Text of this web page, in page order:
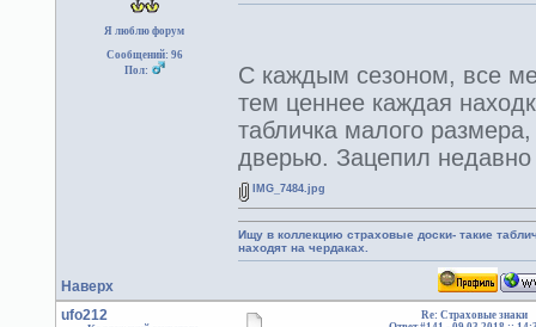
Я люблю форум
Сообщений: 96
Пол:
С каждым сезоном, все
тем ценнее каждая
табличка малого
дверью. Зацепил
Наверх
IMG_7484.jpg
Ищу в коллекцию страховые доски- такие
находят на чердаках.
ufo212
Re: Страховые знаки